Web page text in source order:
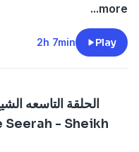
...more
2h 7min Play